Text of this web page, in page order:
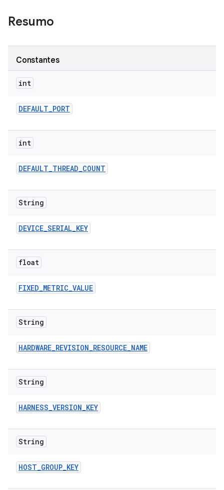
Resumo
Constantes
int
DEFAULT_PORT
int
DEFAULT_THREAD_COUNT
String
DEVICE_SERIAL_KEY
float
FIXED_METRIC_VALUE
String
HARDWARE_REVISION_RESOURCE_NAME
String
HARNESS_VERSION_KEY
String
HOST_GROUP_KEY